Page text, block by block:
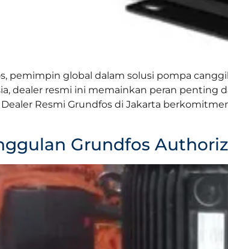
pemimpin global dalam solusi pompa
dealer resmi ini memainkan peran penting
Dealer Resmi Grundfos di Jakarta
Grundfos